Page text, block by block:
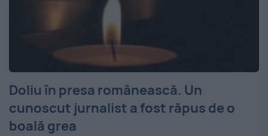
Doliu în presa românească. Un
cunoscut jurnalist a fost răpus de o
boală grea